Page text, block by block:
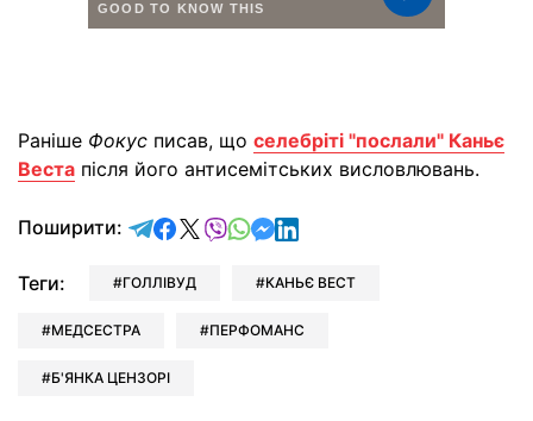
Раніше Фокус писав, що селебріті "послали" Каньє
Веста після його антисемітських висловлювань.
Поширити: відправити у Telegram
поділитись у Facebook
поділитись у X
відправити у Viber
відправити у Whatsapp
відправити у Messenger
відправити у LinkedIn
Теги: ГОЛЛІВУД КАНЬЄ ВЕСТ
МЕДСЕСТРА ПЕРФОМАНС
Б'ЯНКА ЦЕНЗОРІ